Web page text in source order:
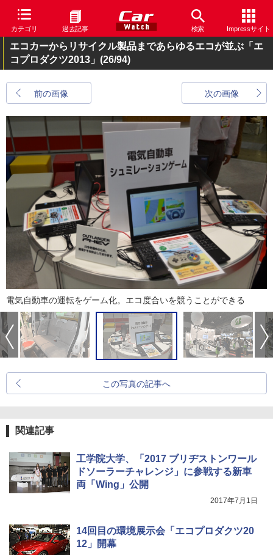
カテゴリ 過去記事 検索 Impressサイト
エコカーからリサイクル製品まであらゆるエコが並ぶ「エ
コプロダクツ2013」 (26/94)
前の画像 次の画像
電気自動車の運転をゲーム化。エコ度合いを競うことができる
この写真の記事へ
関連記事
工学院大学、「2017 ブリヂストンワール
ドソーラーチャレンジ」に参戦する新車
両「Wing」公開
2017年7月1日
14回目の環境展示会「エコプロダクツ20
12」開幕